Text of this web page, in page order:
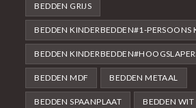
BEDDEN GRIJS
BEDDEN KINDERBEDDEN#1-PERSOONS
BEDDEN
BEDDEN MDF BEDDEN METAAL
BEDDEN SPAANPLAAT BEDDEN WIT